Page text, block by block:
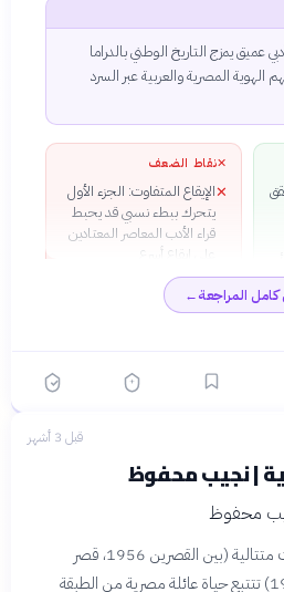
يمزج التاريخ الوطني بالدراما
الهوية المصرية والعربية عبر السرد
✕نقاط الضعف
✕الإيقاع المتفاوت: الجزء الأول
يتحرك ببطء نسبي قد يحبط
قراء الأدب المعاصر المعتادين
على إيقاع أسرع
المراجعة←
قبل 3 أشهر
| نجيب محفوظ
ملحمة روائية من ثلاث روايات متتالية (بين القصرين 1956، قصر
الشوق 1957، السكرية 1957) تتتبع حياة عائلة مصرية من الطبقة